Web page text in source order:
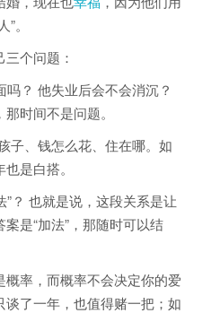
。
个问题：
？ 他失业后会不会消沉？
时间不是问题。
子、钱怎么花、住在哪。如
是白搭。
”？ 也就是说，这段关系是让
是“加法”，那随时可以结
率，而概率不会决定你的爱
了一年，也值得赌一把；如